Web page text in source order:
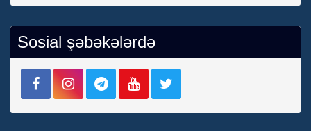
Sosial şəbəkələrdə